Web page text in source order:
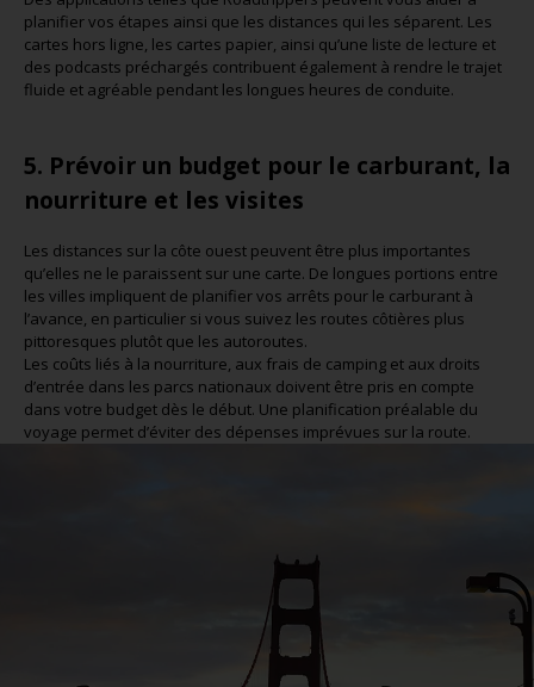
planifier vos étapes ainsi que les distances qui les séparent. Les
cartes hors ligne, les cartes papier, ainsi qu’une liste de lecture et
des podcasts préchargés contribuent également à rendre le trajet
fluide et agréable pendant les longues heures de conduite.
5. Prévoir un budget pour le carburant, la
nourriture et les visites
Les distances sur la côte ouest peuvent être plus importantes
qu’elles ne le paraissent sur une carte. De longues portions entre
les villes impliquent de planifier vos arrêts pour le carburant à
l’avance, en particulier si vous suivez les routes côtières plus
pittoresques plutôt que les autoroutes.
Les coûts liés à la nourriture, aux frais de camping et aux droits
d’entrée dans les parcs nationaux doivent être pris en compte
dans votre budget dès le début. Une planification préalable du
voyage permet d’éviter des dépenses imprévues sur la route.